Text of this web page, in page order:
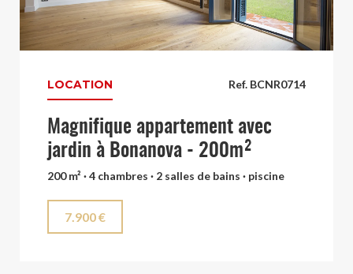
Ref. BCNR0714
LOCATION
Magnifique appartement avec
jardin à Bonanova - 200m²
200 m² · 4 chambres · 2 salles de bains · piscine
7.900 €